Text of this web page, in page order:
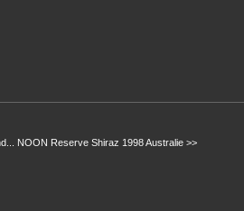
NOON Reserve Shiraz 1998 Australie >>